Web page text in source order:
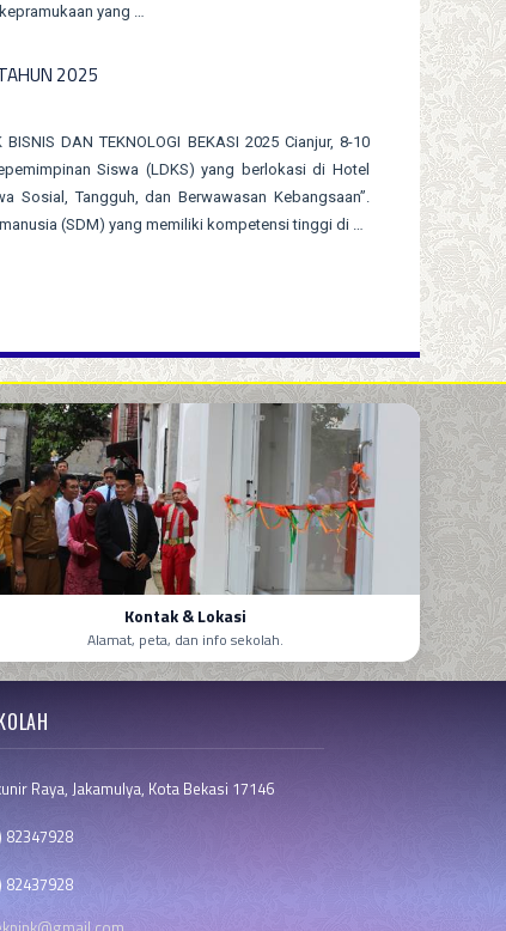
yang …
2025
DAN TEKNOLOGI BEKASI 2025 Cianjur, 8-10
Siswa (LDKS) yang berlokasi di Hotel
Sosial, Tangguh, dan Berwawasan Kebangsaan”.
(SDM) yang memiliki kompetensi tinggi di …
Kontak & Lokasi
Alamat, peta, dan info sekolah.
Raya, Jakamulya, Kota Bekasi 17146
82347928
82437928